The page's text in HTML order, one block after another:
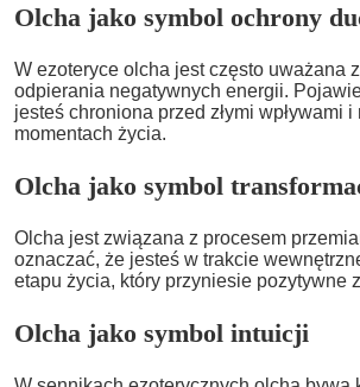
Olcha jako symbol ochrony
W ezoteryce olcha jest często uważana
odpierania negatywnych energii.
jesteś chroniona przed złymi wpływami
momentach życia.
Olcha jako symbol
Olcha jest związana z procesem
oznaczać, że jesteś w trakcie
etapu życia, który przyniesie pozytywne
Olcha jako symbol intuicji